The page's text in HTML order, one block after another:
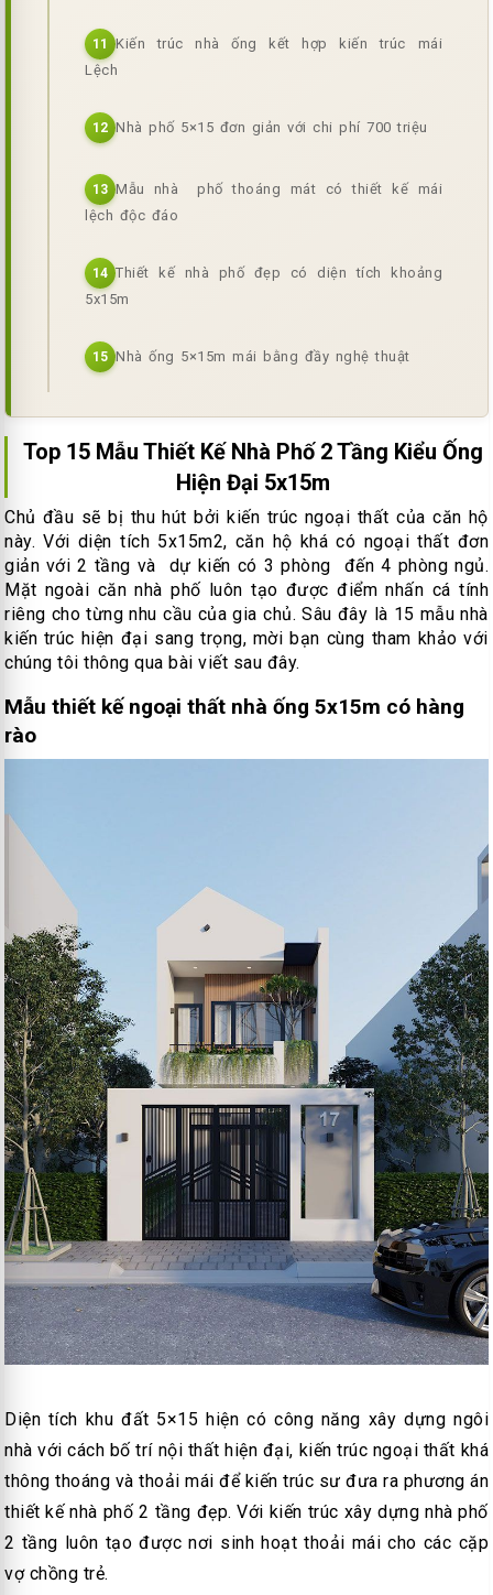
11
Kiến trúc nhà ống kết hợp kiến trúc mái
Lệch
12 Nhà phố 5×15 đơn giản với chi phí 700 triệu
13 Mẫu nhà phố thoáng mát có thiết kế mái
lệch độc đáo
14 Thiết kế nhà phố đẹp có diện tích khoảng
5x15m
15 Nhà ống 5×15m mái bằng đầy nghệ thuật
Top 15 Mẫu Thiết Kế Nhà Phố 2 Tầng Kiểu Ống
Hiện Đại 5x15m
Chủ đầu sẽ bị thu hút bởi kiến trúc ngoại thất của căn hộ
này. Với diện tích 5x15m2, căn hộ khá có ngoại thất đơn
giản với 2 tầng và dự kiến có 3 phòng đến 4 phòng ngủ.
Mặt ngoài căn nhà phố luôn tạo được điểm nhấn cá tính
riêng cho từng nhu cầu của gia chủ. Sâu đây là 15 mẫu nhà
kiến trúc hiện đại sang trọng, mời bạn cùng tham khảo với
chúng tôi thông qua bài viết sau đây.
Mẫu thiết kế ngoại thất nhà ống 5x15m có hàng
rào
Diện tích khu đất 5×15 hiện có công năng xây dựng ngôi
nhà với cách bố trí nội thất hiện đại, kiến trúc ngoại thất khá
thông thoáng và thoải mái để kiến trúc sư đưa ra phương án
thiết kế nhà phố 2 tầng đẹp. Với kiến trúc xây dựng nhà phố
2 tầng luôn tạo được nơi sinh hoạt thoải mái cho các cặp
vợ chồng trẻ.